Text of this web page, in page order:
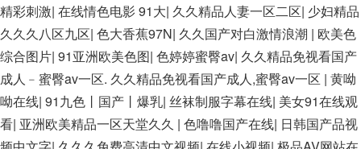
美国产日本高清不卡 欧美特黄一级户外 99精品国产无码 黄色成
年国产精品 91国产99一区 国产免费黄色污污污 麻豆性爱视频中
文字幕 avav大香蕉网站在线观看 黄片一级欧美AAA特黄一级欧
美久久 在线免费AV不卡高清 国产黄色一区毛片 欧美日韩乱伦
老熟妇 91久久精品一区二区三区蜜臀 亚洲精品国偷拍自产在线
观看 国产伦一区二区三区免费Ai 人妻少妇 第三区 AV集中 日本
免费成人麻豆 色妹姐一区二区 亚洲成人色综网 欧美韩国日本色
精彩刺激| 在线情色电影 91大| 久久精品人妻一区二区| 少妇精品
久久久八区九区| 色大香蕉97N| 久久国产对白激情浪潮 | 欧美色
综合图片| 91亚洲欧美色图| 色婷婷蜜臀av| 久久精品免视看国产
成人﹣蜜臀av一区. 久久精品免视看国产成人,蜜臀av一区 | 黄呦
呦在线| 91九色丨国产丨爆乳| 丝袜制服字幕在线| 美女91在线观
看| 亚洲欧美精品一区天堂久久 | 色噜噜国产在线| 日韩国产品视